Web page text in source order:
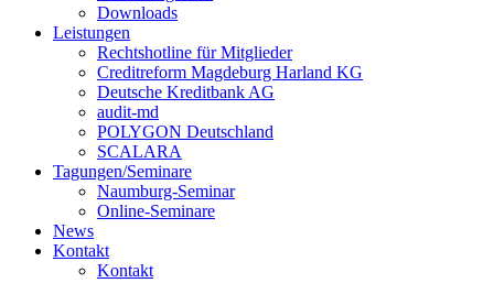
Downloads
Leistungen
Rechtshotline für Mitglieder
Creditreform Magdeburg Harland KG
Deutsche Kreditbank AG
audit-md
POLYGON Deutschland
SCALARA
Tagungen/Seminare
Naumburg-Seminar
Online-Seminare
News
Kontakt
Kontakt